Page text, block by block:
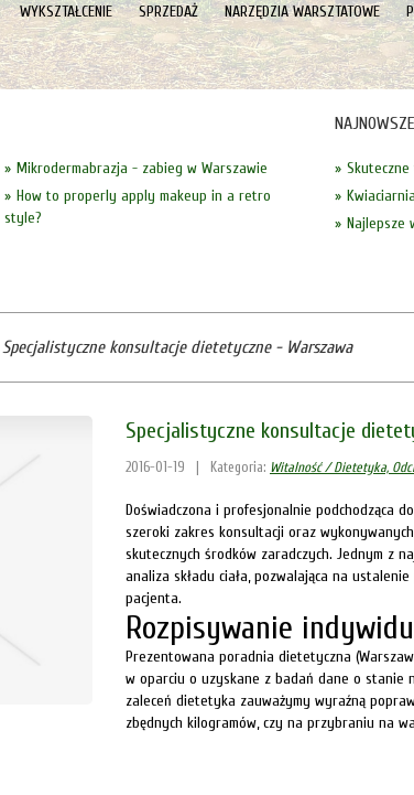
WYKSZTAŁCENIE SPRZEDAŻ NARZĘDZIA WARSZTATOWE
Mikrodermabrazja - zabieg w Warszawie
How to properly apply makeup in a retro
style?
Najlepsze
Specjalistyczne konsultacje dietetyczne - Warszawa
Specjalistyczne konsultacje
2016-01-19 Kategoria: Witalność / Dietetyka,
Doświadczona i profesjonalnie podchodząca
szeroki zakres konsultacji oraz
skutecznych środków zaradczych. Jednym z
analiza składu ciała, pozwalająca na
pacjenta.
Rozpisywanie
Prezentowana poradnia dietetyczna
w oparciu o uzyskane z badań dane o stanie
zaleceń dietetyka zauważymy wyraźną
zbędnych kilogramów, czy na przybraniu na